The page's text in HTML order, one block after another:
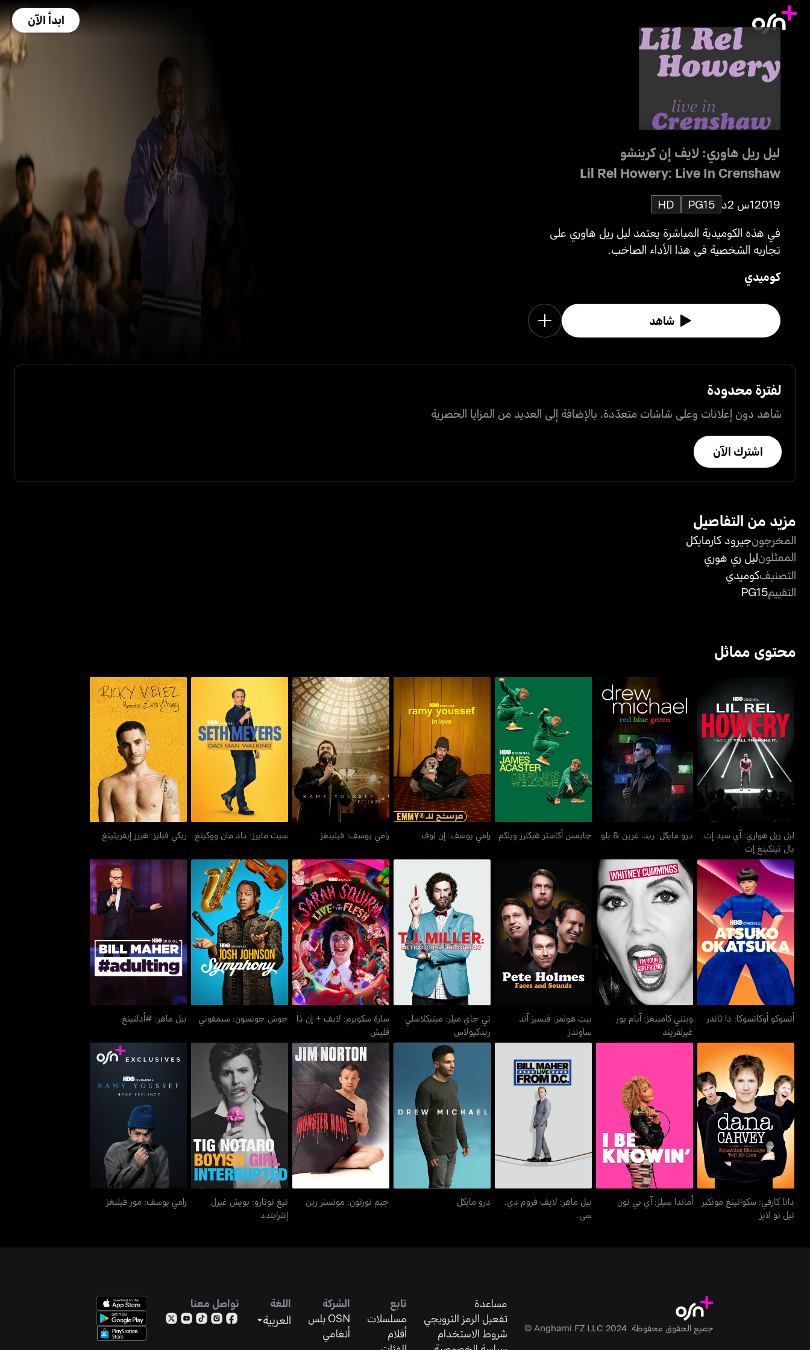
ابدأ الآن
ليل ريل هاوري: لايف إن كرينشو
Lil Rel Howery: Live In Crenshaw
20191س 2د PG15
HD
في هذه الكوميدية المباشرة يعتمد ليل ريل هاوري على
تجاربه الشخصية في هذا الأداء الصاخب.
كوميدي
شاهد
لفترة محدودة
شاهد دون إعلانات وعلى شاشات متعدّدة، بالإضافة إلى العديد من المزايا الحصرية
اشترك الآن
مزيد من التفاصيل
المخرجونجيرود كارمايكل
الممثلونليل ري هوري
التصنيفكوميدي
التقييمPG15
محتوى مماثل
ليل ريل هواري: آي سيد إت.
يال ثينكينغ إت
ليل ريل هواري: آي سيد إت.
يال ثينكينغ إت
درو مايكل: ريد، غرين & بلو
درو مايكل: ريد، غرين & بلو
جايمس أكاستر هيكلرز ويلكم
جايمس أكاستر هيكلرز ويلكم
رامي يوسف: إن لوف
رامي يوسف: إن لوف
رامي يوسف: فيلينغز
رامي يوسف: فيلينغز
سيث مايرز: داد مان ووكينغ
سيث مايرز: داد مان ووكينغ
ريكي فيليز: هيرز إيفريثينغ
ريكي فيليز: هيرز إيفريثينغ
أتسوكو أوكاتسوكا: ذا ثاندر
أتسوكو أوكاتسوكا: ذا ثاندر
ويتني كامينغز: آيام يور
غيرلفريند
ويتني كامينغز: آيام يور
غيرلفريند
بيت هولمز: فيسيز آند
ساوندز
بيت هولمز: فيسيز آند
ساوندز
تي جاي ميلر: ميتيكلاسلي
ريدكيولاس
تي جاي ميلر: ميتيكلاسلي
ريدكيولاس
سارة سكويرم: لايف + إن ذا
فليش
سارة سكويرم: لايف + إن ذا
فليش
جوش جونسون: سيمفوني
جوش جونسون: سيمفوني
بيل ماهر: #أدلتينغ
بيل ماهر: #أدلتينغ
دانا كارفي: سكواتينغ مونكيز
تيل نو لايز
دانا كارفي: سكواتينغ مونكيز
تيل نو لايز
أماندا سيلز: آي بي نون
أماندا سيلز: آي بي نون
بيل ماهر: لايف فروم دي.
سي.
بيل ماهر: لايف فروم دي.
سي.
درو مايكل
درو مايكل
جيم نورتون: مونستر رين
جيم نورتون: مونستر رين
تيغ نوتارو: بويش غيرل
إنترابتدد
تيغ نوتارو: بويش غيرل
إنترابتدد
رامي يوسف: مور فيلنغز
رامي يوسف: مور فيلنغز
جميع الحقوق محفوظة. Anghami FZ LLC 2024 ©
مساعدة
تفعيل الرمز الترويجي
شروط الاستخدام
تابع
مسلسلات
أفلام
الشركة
OSN بلس
أنغامي
اللغة
العربية
تواصل معنا